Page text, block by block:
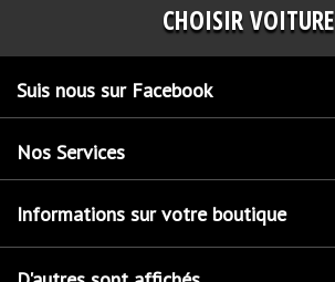
CHOISIR VOITURE
Suis nous sur Facebook
Nos Services
Informations sur votre boutique